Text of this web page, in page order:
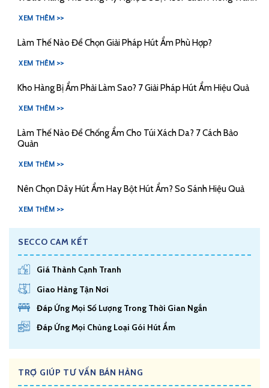
XEM THÊM >>
Làm Thế Nào Để Chọn Giải Pháp Hút Ẩm Phù Hợp?
XEM THÊM >>
Kho Hàng Bị Ẩm Phải Làm Sao? 7 Giải Pháp Hút Ẩm Hiệu Quả
XEM THÊM >>
Làm Thế Nào Để Chống Ẩm Cho Túi Xách Da? 7 Cách Bảo
Quản
XEM THÊM >>
Nên Chọn Dây Hút Ẩm Hay Bột Hút Ẩm? So Sánh Hiệu Quả
XEM THÊM >>
SECCO CAM KẾT
Giá Thành Cạnh Tranh
Giao Hàng Tận Nơi
Đáp Ứng Mọi Số Lượng Trong Thời Gian Ngắn
Đáp Ứng Mọi Chủng Loại Gói Hút Ẩm
TRỢ GIÚP TƯ VẤN BÁN HÀNG